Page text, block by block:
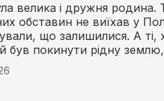
велика і дружня родина.
обставин не виїхав у
що залишилися. А ті,
був покинути рідну землю,
звідки походять», –
в дівоцтві